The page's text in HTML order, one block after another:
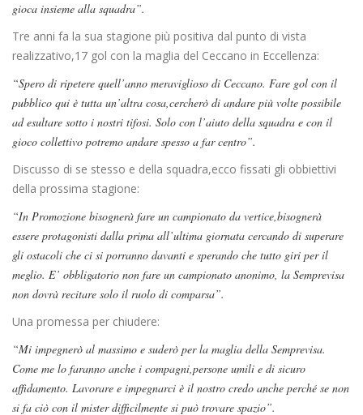
gioca insieme alla squadra”.
Tre anni fa la sua stagione più positiva dal punto di vista
realizzativo,17 gol con la maglia del Ceccano in Eccellenza:
“Spero di ripetere quell’anno meraviglioso di Ceccano. Fare gol con il
pubblico qui è tutta un’altra cosa,cercherò di andare più volte possibile
ad esultare sotto i nostri tifosi. Solo con l’aiuto della squadra e con il
gioco collettivo potremo andare spesso a far centro”.
Discusso di se stesso e della squadra,ecco fissati gli obbiettivi
della prossima stagione:
“In Promozione bisognerà fare un campionato da vertice,bisognerà
essere protagonisti dalla prima all’ultima giornata cercando di superare
gli ostacoli che ci si porranno davanti e sperando che tutto giri per il
meglio. E’ obbligatorio non fare un campionato anonimo, la Semprevisa
non dovrà recitare solo il ruolo di comparsa”.
Una promessa per chiudere:
“Mi impegnerò al massimo e suderò per la maglia della Semprevisa.
Come me lo faranno anche i compagni,persone umili e di sicuro
affidamento. Lavorare e impegnarci è il nostro credo anche perché se non
si fa ciò con il mister difficilmente si può trovare spazio”.